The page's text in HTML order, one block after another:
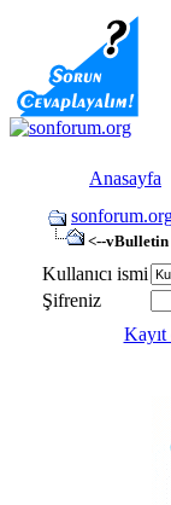
Anasayfa
<--
Kullanıcı ismi
Şifreniz
Kayıt